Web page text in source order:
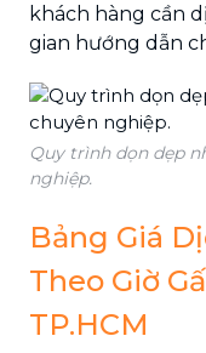
khách hàng cần
gian hướng dẫn
Quy trình dọn dẹp
nghiệp.
Bảng Giá
Theo Giờ
TP.HCM